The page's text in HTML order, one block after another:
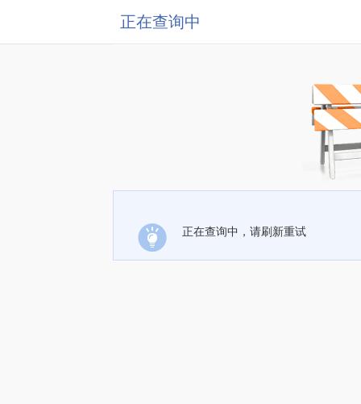
正在查询中
正在查询中，请刷新重试